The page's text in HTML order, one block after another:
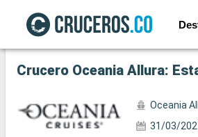
Ver las 88 fotos siguientes
Crucero Oceania Allura:
Oceania
31/03/